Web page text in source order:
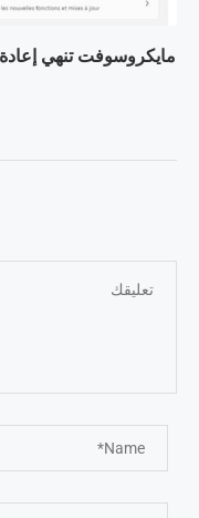
مايكروسوفت تنهي إعادة